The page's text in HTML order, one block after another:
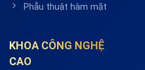
Phẫu thuật hàm mặt
KHOA CÔNG NGHỆ
CAO